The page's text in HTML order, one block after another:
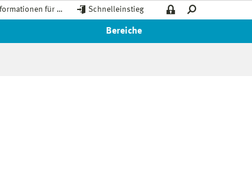
für … Schnelleinstieg
Bereiche